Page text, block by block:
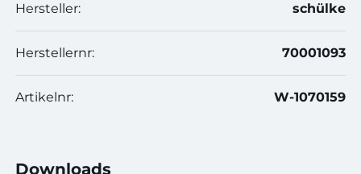
Hersteller: schülke
Herstellernr: 70001093
Artikelnr: W-1070159
Downloads